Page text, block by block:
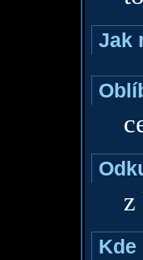
Jak
z
Kde